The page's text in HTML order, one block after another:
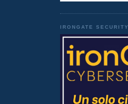
IRONGATE SECURITY